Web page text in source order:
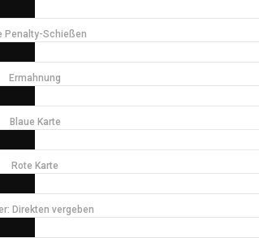
Penalty-Schießen
Ermahnung
Blaue Karte
Rote Karte
Direkten vergeben